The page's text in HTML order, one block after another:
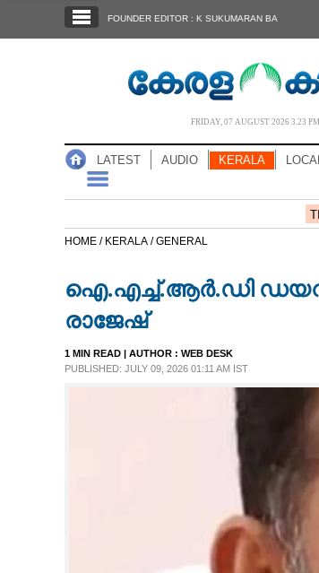
NOTIFIED NEWS
NEWS 360
CASE DIARY
FOUNDER EDITOR : K SUKUMARAN BA
FRIDAY, 07 AUGUST 2026 3.23
LATEST AUDIO KERALA
HOME / KERALA /GENERAL
ഐ.എച്ച്.ആർ.ഡി
രാജേഷ്
1 MIN READ | AUTHOR : WEB DESK
PUBLISHED: JULY 09, 2026 01:11 AM IST